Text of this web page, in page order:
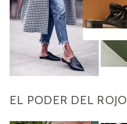
EL PODER DEL ROJO